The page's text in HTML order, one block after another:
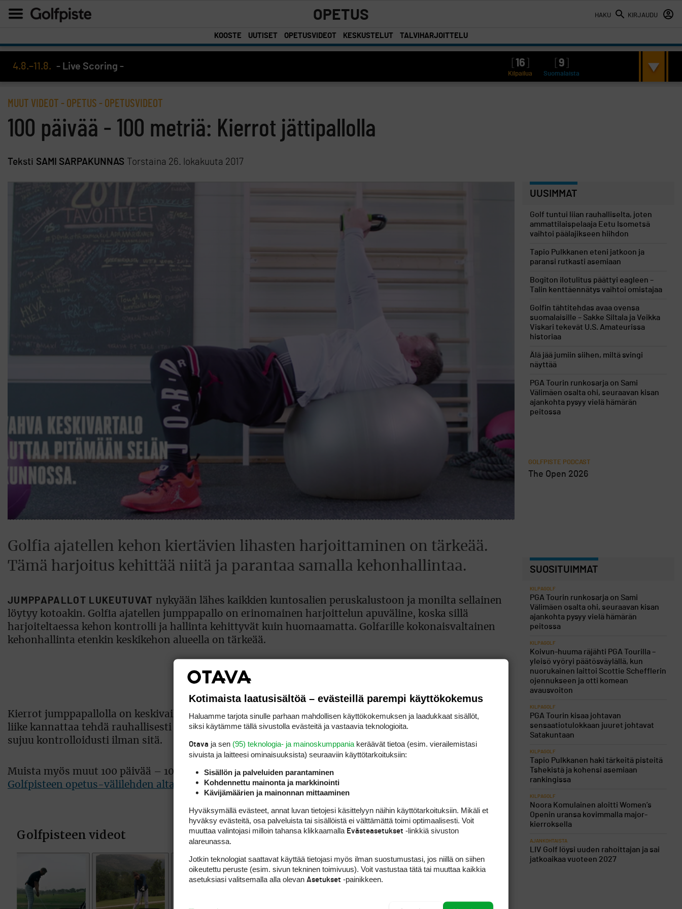
HAKU KIRJAUDU
OPETUS
KOOSTE UUTISET OPETUSVIDEOT KESKUSTELUT TALVIHARJOITTELU
4.8.–11.8. - Live Scoring - 16 9
Kilpailua Suomalaista
MUUT VIDEOT - OPETUS - OPETUSVIDEOT
100 päivää - 100 metriä: Kierrot jättipallolla
Teksti SAMI SARPAKUNNAS Torstaina 26. lokakuuta 2017
Golfia ajatellen kehon kiertävien lihasten harjoittaminen on tärkeää.
Tämä harjoitus kehittää niitä ja parantaa samalla kehonhallintaa.
JUMPPAPALLOT LUKEUTUVAT nykyään lähes kaikkien kuntosalien peruskalustoon ja monilta sellainen
löytyy kotoakin. Golfia ajatellen jumppapallo on erinomainen harjoittelun apuväline, koska sillä
harjoiteltaessa kehon kontrolli ja hallinta kehittyvät kuin huomaamatta. Golfarille kokonaisvaltainen
kehonhallinta etenkin keskikehon alueella on tärkeää.
Kierrot jumppapallolla on keskivaikea perusliike. Suorituksessa kannattaa keskittyä kehonhallintaan ja
liike kannattaa tehdä rauhallisesti ja hallitusti. Paino kannattaa ottaa mukaan vasta sitten, kun liike
sujuu kontrolloidusti ilman sitä.
Muista myös muut 100 päivää – 100 metriä -opetussarjan videot sekä muut opetusvideot, jotka löydät
Golfpisteen opetus-välilehden alta
UUSIMMAT
Golf tuntui liian rauhalliselta, joten
ammattilaispelaaja Eetu Isometsä
vaihtoi päälajikseen hiihdon
Tapio Pulkkanen eteni jatkoon ja
paransi rutkasti asemiaan
Bogiton ilotulitus päättyi eagleen –
Talin kenttäennätys vaihtoi omistajaa
Golfin tähtitehdas avaa ovensa
suomalaisille – Sakke Siltala ja Veikka
Viskari tekevät U.S. Amateurissa
historiaa
Älä jää jumiin siihen, miltä svingi
näyttää
PGA Tourin runkosarja on Sami
Välimäen osalta ohi, seuraavan kisan
ajankohta pysyy vielä hämärän
peitossa
GOLFPISTE PODCAST
The Open 2026
SUOSITUIMMAT
KILPAGOLF
PGA Tourin runkosarja on Sami
Välimäen osalta ohi, seuraavan kisan
ajankohta pysyy vielä hämärän
peitossa
KILPAGOLF
Koivun-huuma räjähti PGA Tourilla –
yleisö vyöryi päätösväylällä, kun
nuorukainen laittoi Scottie Schefflerin
ojennukseen ja otti komean
avausvoiton
KILPAGOLF
PGA Tourin kisaa johtavan
sensaatiotulokkaan juuret johtavat
Satakuntaan
KILPAGOLF
Tapio Pulkkanen haki tärkeitä pisteitä
Tshekistä ja kohensi asemiaan
rankingissa
KILPAGOLF
Noora Komulainen aloitti Women’s
Openin uransa kovimmalla major-
kierroksella
AJANKOHTAISTA
LIV Golf löysi uuden rahoittajan ja sai
jatkoaikaa vuoteen 2027
Kotimaista laatusisältöä – evästeillä parempi käyttökokemus
Haluamme tarjota sinulle parhaan mahdollisen käyttökokemuksen ja laadukkaat sisällöt,
siksi käytämme tällä sivustolla evästeitä ja vastaavia teknologioita.
Otava ja sen (95) teknologia- ja mainoskumppania keräävät tietoa (esim. vierailemis­tasi
sivuista ja laitteesi ominaisuuk­sista) seuraaviin käyttötarkoituksiin:
Sisällön ja palveluiden parantaminen
Kohdennettu mainonta ja markkinointi
Kävijämäärien ja mainonnan mittaaminen
Hyväksymällä evästeet, annat luvan tietojesi käsittelyyn näihin käyttötarkoituksiin. Mikäli et
hyväksy evästeitä, osa palveluista tai sisällöistä ei välttämättä toimi optimaalisesti. Voit
muuttaa valintojasi milloin tahansa klikkaamalla Evästeasetukset -linkkiä sivuston
alareunassa.
Jotkin teknologiat saattavat käyttää tietojasi myös ilman suostumustasi, jos niillä on siihen
oikeutettu peruste (esim. sivun tekninen toimivuus). Voit vastustaa tätä tai muuttaa kaikkia
asetuksiasi valitsemalla alla olevan Asetukset -painikkeen.